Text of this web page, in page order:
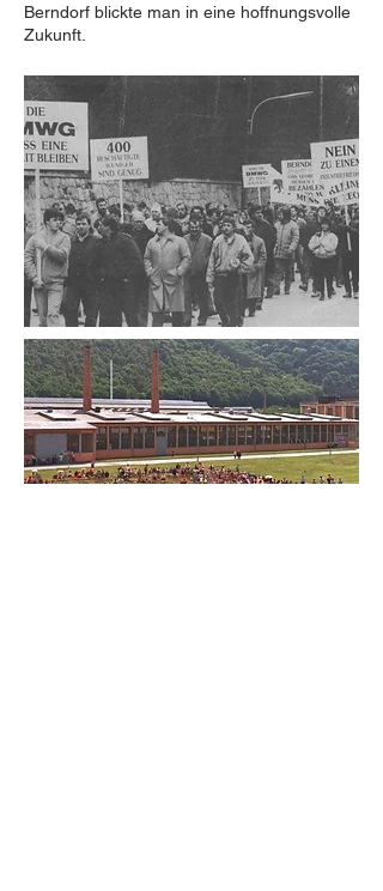
Berndorf blickte man in eine hoffnungsvolle
Zukunft.